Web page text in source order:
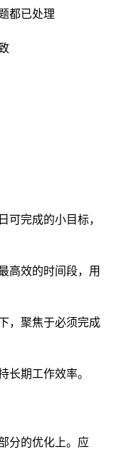
都已处理
可完成的小目标，
高效的时间段，用
，聚焦于必须完成
长期工作效率。
分的优化上。应